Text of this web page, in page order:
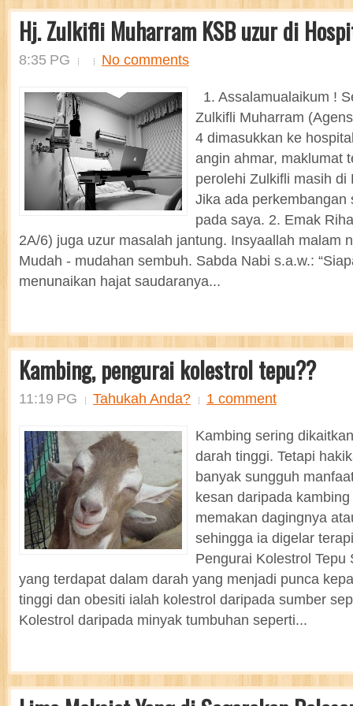
Hj. Zulkifli Muharram KSB uzur di
8:35 PG No comments
1. Assalamualaikum !
Zulkifli Muharram
4 dimasukkan ke
angin ahmar, maklumat
perolehi Zulkifli masih di
Jika ada perkembangan
pada saya. 2. Emak
2A/6) juga uzur masalah jantung. Insyaallah malam
Mudah - mudahan sembuh. Sabda Nabi s.a.w.:
menunaikan hajat saudaranya...
Kambing, pengurai kolestrol tepu??
11:19 PG Tahukah Anda? 1 comment
Kambing sering
darah tinggi. Tetapi
banyak sungguh
kesan daripada
memakan dagingnya
sehingga ia digelar
Pengurai Kolestrol Tepu
yang terdapat dalam darah yang menjadi punca
tinggi dan obesiti ialah kolestrol daripada sumber
Kolestrol daripada minyak tumbuhan seperti...